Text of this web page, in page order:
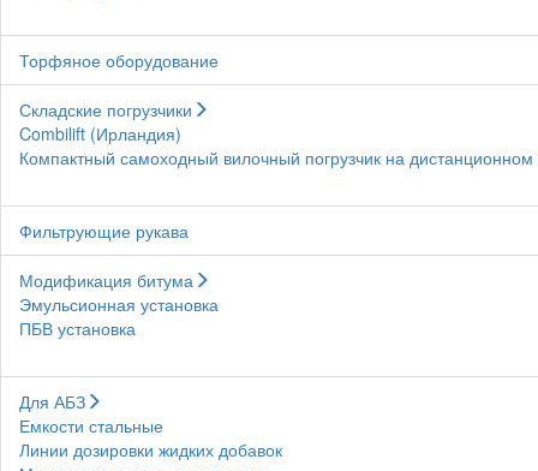
Торфяное оборудование
Складские погрузчики
Combilift (Ирландия)
Компактный самоходный вилочный погрузчик на
Фильтрующие рукава
Модификация битума
Эмульсионная установка
ПБВ установка
Для АБЗ
Емкости стальные
Линии дозировки жидких добавок